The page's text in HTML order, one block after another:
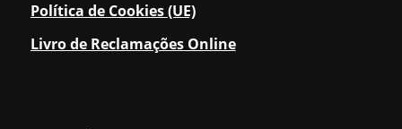
Política de Cookies (UE)
Livro de Reclamações Online